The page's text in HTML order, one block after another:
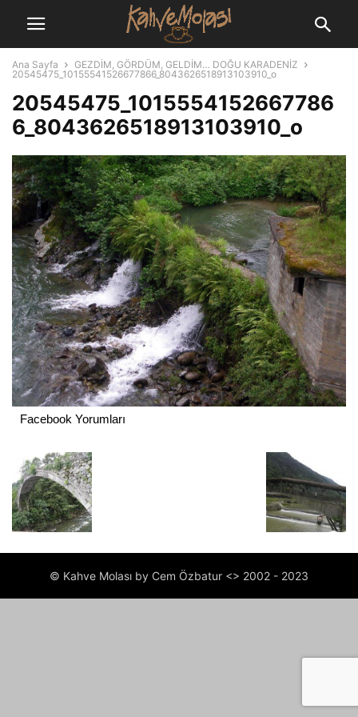
Ana Sayfa
GEZDİM, GÖRDÜM, GELDİM… DOĞU KARADENİZ
20545475_10155541526677866_8043626518913103910_o
20545475_1015554152667786
6_8043626518913103910_o
Facebook Yorumları
© Kahve Molası by Cem Özbatur <> 2002 - 2023